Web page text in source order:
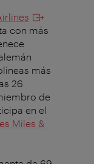
con más
más
26
de
en el
Miles &